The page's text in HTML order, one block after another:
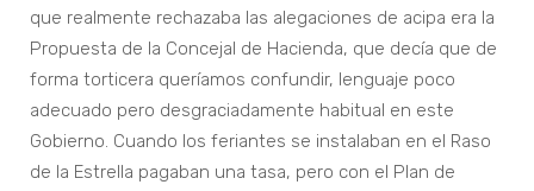
que realmente rechazaba las alegaciones de acipa era la
Propuesta de la Concejal de Hacienda, que decía que de
forma torticera queríamos confundir, lenguaje poco
adecuado pero desgraciadamente habitual en este
Gobierno. Cuando los feriantes se instalaban en el Raso
de la Estrella pagaban una tasa, pero con el Plan de